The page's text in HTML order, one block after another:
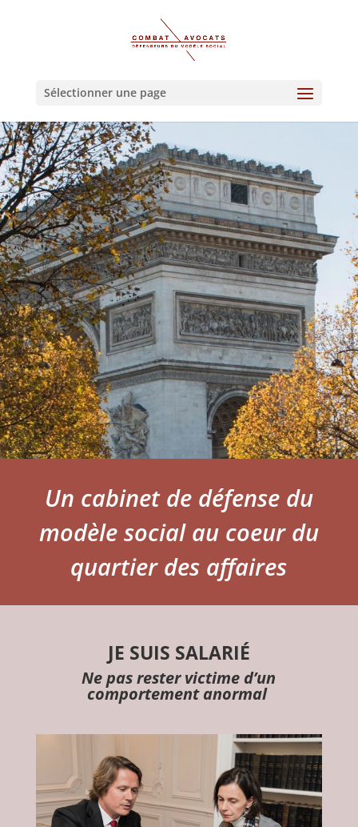
Sélectionner une page
Un cabinet de défense du
modèle social au coeur du
quartier des affaires
JE SUIS SALARIÉ
Ne pas rester victime d’un
comportement anormal